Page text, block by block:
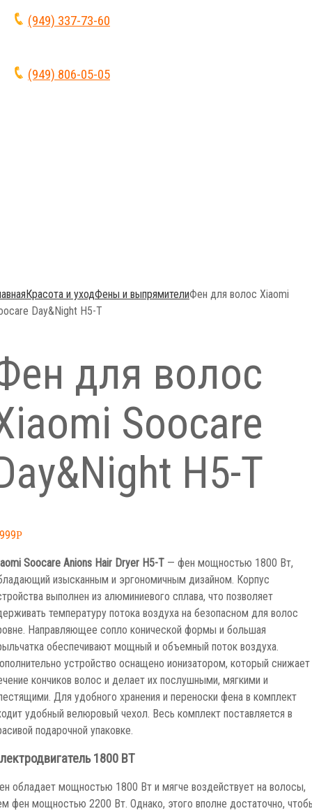
(949) 337-73-60
(949) 806-05-05
Красота и уходФены и выпрямителиФен для волос Xiaomi
Day&Night H5-T
для волос
Soocare
H5-T
Р
Soocare Anions Hair Dryer H5-T — фен мощностью 1800 Вт,
изысканным и эргономичным дизайном. Корпус
выполнен из алюминиевого сплава, что позволяет
температуру потока воздуха на безопасном для волос
Направляющее сопло конической формы и большая
обеспечивают мощный и объемный поток воздуха.
устройство оснащено ионизатором, который снижает
кончиков волос и делает их послушными, мягкими и
Для удобного хранения и переноски фена в комплект
удобный велюровый чехол. Весь комплект поставляется в
подарочной упаковке.
1800 ВТ
обладает мощностью 1800 Вт и мягче воздействует на волосы,
фен мощностью 2200 Вт. Однако, этого вполне достаточно,